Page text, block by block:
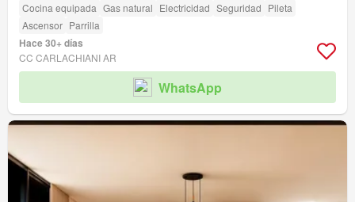
Cocina equipada Gas natural Electricidad Seguridad Pileta
Ascensor Parrilla
Hace 30+ días
CC CARLACHIANI AR
WhatsApp